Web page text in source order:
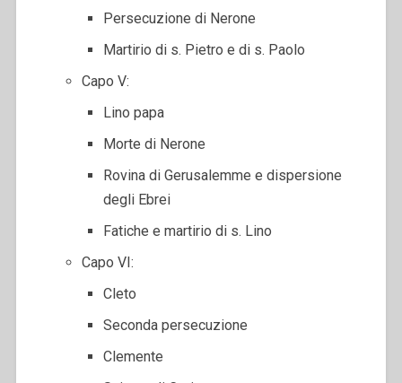
Persecuzione di Nerone
Martirio di s. Pietro e di s. Paolo
Capo V:
Lino papa
Morte di Nerone
Rovina di Gerusalemme e dispersione
degli Ebrei
Fatiche e martirio di s. Lino
Capo VI:
Cleto
Seconda persecuzione
Clemente